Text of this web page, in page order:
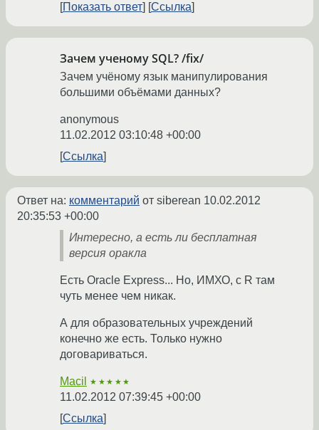
Показать ответ
Ссылка
Зачем ученому SQL? /fix/
Зачем учёному язык манипулирования
большими объёмами данных?
anonymous
11.02.2012 03:10:48 +00:00
Ссылка
Ответ на: комментарий от siberean 10.02.2012
20:35:53 +00:00
Интересно, а есть ли бесплатная
версия оракла
Есть Oracle Express... Но, ИМХО, с R там
чуть менее чем никак.
А для образовательных учреждений
конечно же есть. Только нужно
договариваться.
Macil ★★★★★
11.02.2012 07:39:45 +00:00
Ссылка